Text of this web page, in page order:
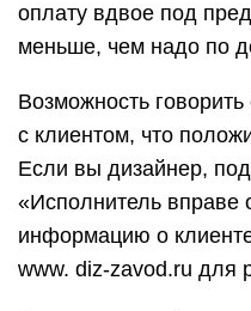
оплату вдвое под
меньше, чем надо по
Возможность говорить
с клиентом, что
Если вы дизайнер,
«Исполнитель вправе
информацию о
www. diz-zavod.ru для